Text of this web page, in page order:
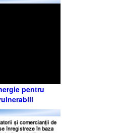
pentru